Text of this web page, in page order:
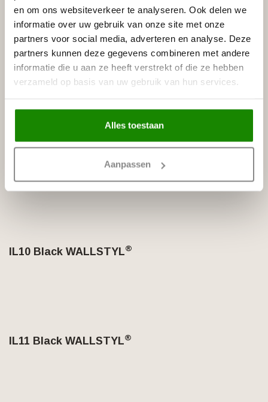
en om ons websiteverkeer te analyseren. Ook delen we
informatie over uw gebruik van onze site met onze
partners voor social media, adverteren en analyse. Deze
partners kunnen deze gegevens combineren met andere
informatie die u aan ze heeft verstrekt of die ze hebben
verzameld op basis van uw gebruik van hun services.
Alles toestaan
Aanpassen
het Duitse ecolabel Blauer Engel, wat garant staat voor een
product met een lage CO2-uitstoot en geen schadelijke effecten
op de gezondheid.
Alle producten uit de BLACK collectie zijn via ons te bestellen.
De speciale BLACK catalogus is beschikbaar en te downloaden
4 FEATURED PRODUCTS
IL10 Black WALLSTYL®
IL11 Black WALLSTYL®